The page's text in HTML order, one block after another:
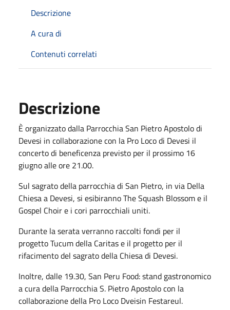
Descrizione
A cura di
Contenuti correlati
Descrizione
È organizzato dalla Parrocchia San Pietro Apostolo di
Devesi in collaborazione con la Pro Loco di Devesi il
concerto di beneficenza previsto per il prossimo 16
giugno alle ore 21.00.
Sul sagrato della parrocchia di San Pietro, in via Della
Chiesa a Devesi, si esibiranno The Squash Blossom e il
Gospel Choir e i cori parrocchiali uniti.
Durante la serata verranno raccolti fondi per il
progetto Tucum della Caritas e il progetto per il
rifacimento del sagrato della Chiesa di Devesi.
Inoltre, dalle 19.30, San Peru Food: stand gastronomico
a cura della Parrocchia S. Pietro Apostolo con la
collaborazione della Pro Loco Dveisin Festareul.